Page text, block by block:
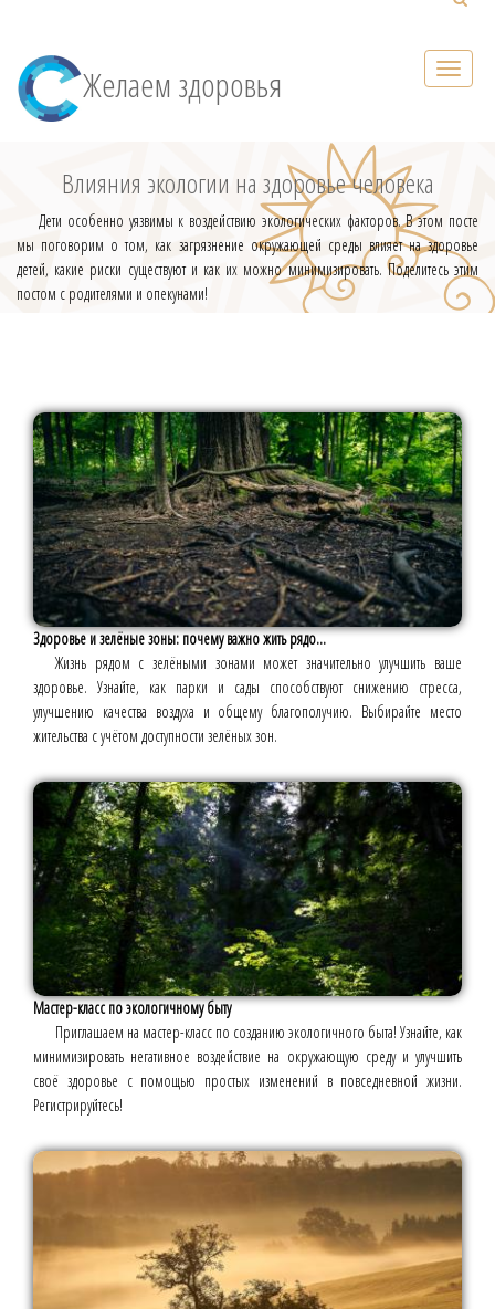
Желаем здоровья
Влияния экологии на здоровье человека
Дети особенно уязвимы к воздействию экологических факторов. В этом посте
мы поговорим о том, как загрязнение окружающей среды влияет на здоровье
детей, какие риски существуют и как их можно минимизировать. Поделитесь этим
постом с родителями и опекунами!
Здоровье и зелёные зоны: почему важно жить рядо...
Жизнь рядом с зелёными зонами может значительно улучшить ваше
здоровье. Узнайте, как парки и сады способствуют снижению стресса,
улучшению качества воздуха и общему благополучию. Выбирайте место
жительства с учётом доступности зелёных зон.
Мастер-класс по экологичному быту
Приглашаем на мастер-класс по созданию экологичного быта! Узнайте, как
минимизировать негативное воздействие на окружающую среду и улучшить
своё здоровье с помощью простых изменений в повседневной жизни.
Регистрируйтесь!